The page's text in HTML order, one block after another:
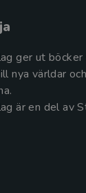
ger ut
nya världar
är en del av